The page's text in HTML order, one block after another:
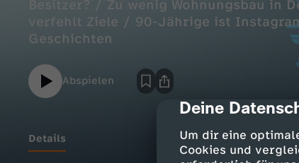
cmp-dialog-
Deine
Um dir eine
Cookies und
Besitzer? / Zu wenig Wohnungsbau in
verfehlt Ziele / 90-Jährige ist
Geschichten
Abspielen
Details